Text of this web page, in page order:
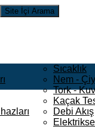
Sıcaklık
Nem -
Tork -
Kaçak
Debi Akış